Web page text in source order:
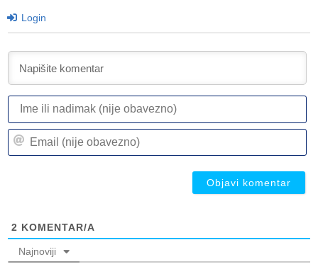
Login
2 KOMENTAR/A
Najnoviji